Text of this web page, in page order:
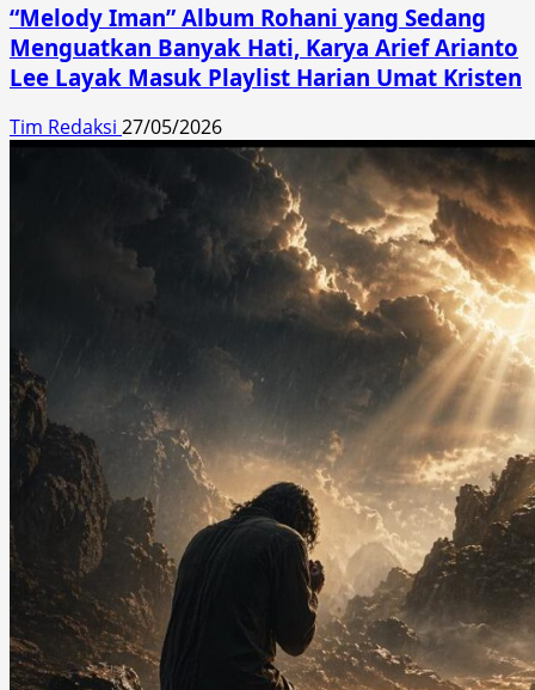
“Melody Iman” Album Rohani yang Sedang
Menguatkan Banyak Hati, Karya Arief Arianto
Lee Layak Masuk Playlist Harian Umat Kristen
Tim Redaksi 27/05/2026